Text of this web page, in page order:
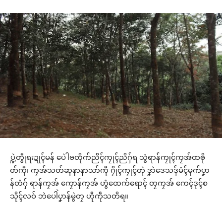
ပ္ဍဲတွဵုရးဍုၚ်မန် ပေဲါဗတိုက်ညိၚ်ကၠုၚ်ညိဂှ်ရ သွံရာန်ကၠုၚ်ကၠအ်ထၜို
တ်ကီု၊ ကၠအ်သတ်ဆုနာနာသာ်ကီု ဂၠိုၚ်ကၠုၚ်တုဲ ဒၞာဲဒေသဒှ်မံၚ်မုက်ပၞာ
န်တံဂှ် ရာန်ကၠအ် ကၠောန်ကၠအ် ဟွံထေက်ရောၚ် တၠကၠအ် ကေၚ်ဒုၚ်စ
သိုၚ်လဝ် ဘဲပေါဲပၞာန်မွဲတၠ ဟီုကဵုသတိရ။